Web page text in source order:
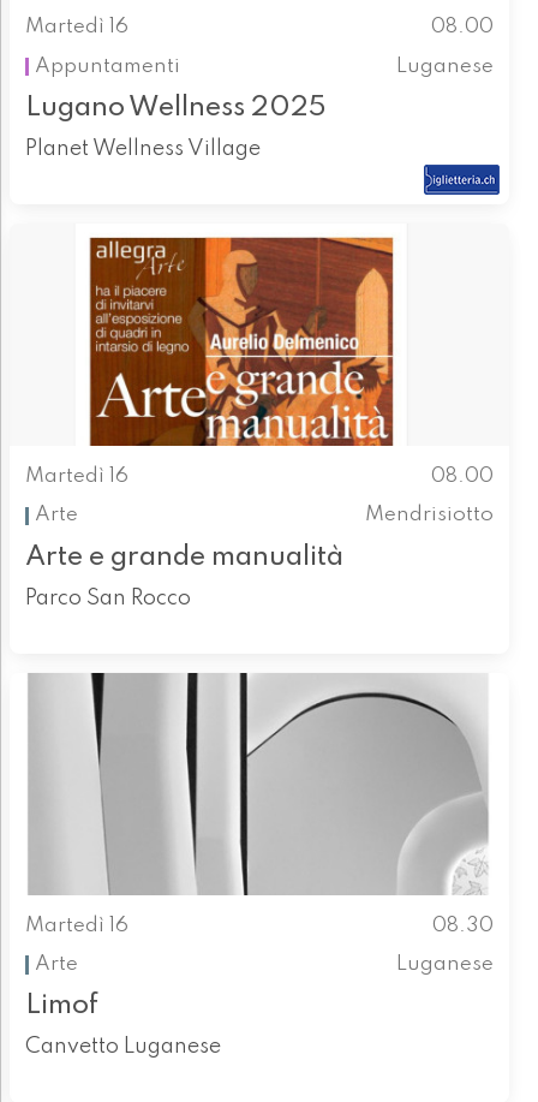
Martedì 16
08.00
Appuntamenti
Luganese
Lugano Wellness 2025
Planet Wellness Village
Martedì 16
08.00
Arte
Mendrisiotto
Arte e grande manualità
Parco San Rocco
Martedì 16
08.30
Arte
Luganese
Limof
Canvetto Luganese